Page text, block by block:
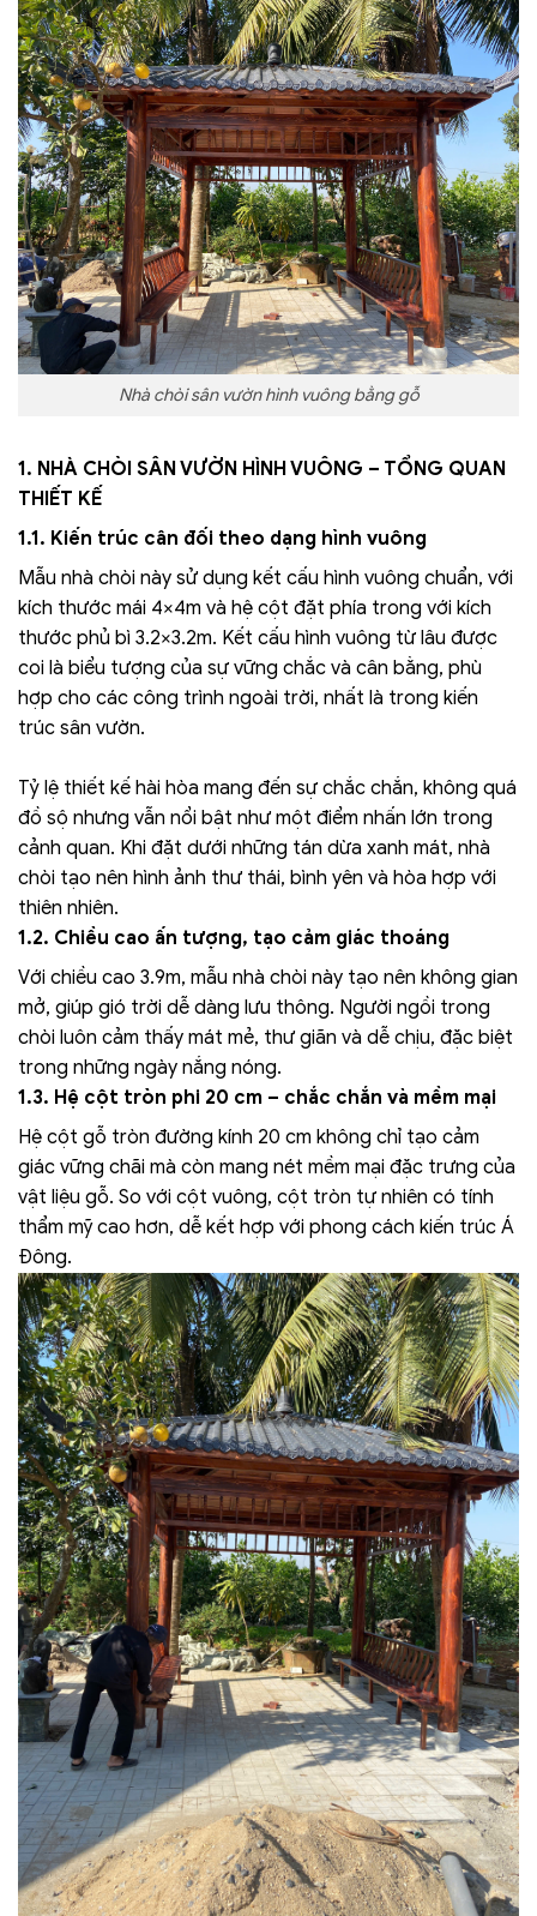
Nhà chòi sân vườn hình vuông bằng gỗ
1. NHÀ CHÒI SÂN VƯỜN HÌNH VUÔNG – TỔNG QUAN
THIẾT KẾ
1.1. Kiến trúc cân đối theo dạng hình vuông
Mẫu nhà chòi này sử dụng kết cấu hình vuông chuẩn, với
kích thước mái 4×4m và hệ cột đặt phía trong với kích
thước phủ bì 3.2×3.2m. Kết cấu hình vuông từ lâu được
coi là biểu tượng của sự vững chắc và cân bằng, phù
hợp cho các công trình ngoài trời, nhất là trong kiến
trúc sân vườn.
Tỷ lệ thiết kế hài hòa mang đến sự chắc chắn, không quá
đồ sộ nhưng vẫn nổi bật như một điểm nhấn lớn trong
cảnh quan. Khi đặt dưới những tán dừa xanh mát, nhà
chòi tạo nên hình ảnh thư thái, bình yên và hòa hợp với
thiên nhiên.
1.2. Chiều cao ấn tượng, tạo cảm giác thoáng
Với chiều cao 3.9m, mẫu nhà chòi này tạo nên không gian
mở, giúp gió trời dễ dàng lưu thông. Người ngồi trong
chòi luôn cảm thấy mát mẻ, thư giãn và dễ chịu, đặc biệt
trong những ngày nắng nóng.
1.3. Hệ cột tròn phi 20 cm – chắc chắn và mềm mại
Hệ cột gỗ tròn đường kính 20 cm không chỉ tạo cảm
giác vững chãi mà còn mang nét mềm mại đặc trưng của
vật liệu gỗ. So với cột vuông, cột tròn tự nhiên có tính
thẩm mỹ cao hơn, dễ kết hợp với phong cách kiến trúc Á
Đông.